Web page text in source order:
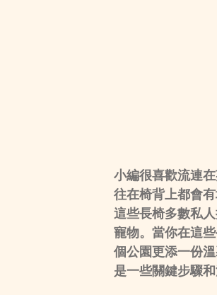
小編很喜歡流連
往在椅背上都會
這些長椅多數私
寵物。當你在這
個公園更添一份
是一些關鍵步驟和